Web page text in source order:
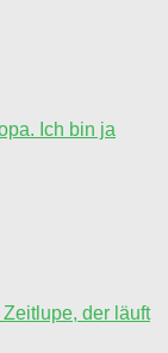
Ich bin ja
der läuft